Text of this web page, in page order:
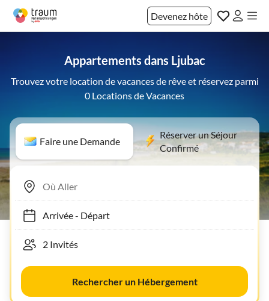
Devenez hôte
Appartements dans Ljubac
Trouvez votre location de vacances de rêve et réservez parmi
0 Locations de Vacances
Faire une Demande
Réserver un Séjour
Confirmé
Arrivée- Départ
Rechercher un Hébergement